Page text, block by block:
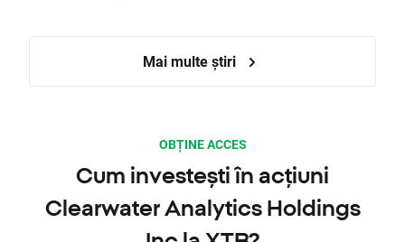
Mai multe știri
OBȚINE ACCES
Cum investești în acțiuni
Clearwater Analytics Holdings